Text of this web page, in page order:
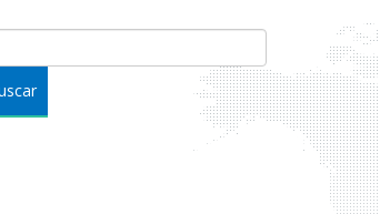
DE BÚSQUEDA